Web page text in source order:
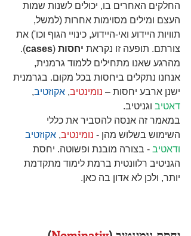
החלקים האחרים בו, יכולים לשנות שמות
העצם ומילים מסוימות אחרות (למשל,
תוויות היידוע ואי-היידוע, כינויי הגוף וכו') את
צורתם. תופעה זו נקראת יחסות (
cases
).
מהרגע שאנו מתחילים ללמוד גרמנית,
אנחנו נתקלים ביחסות בכל מקום. בגרמנית
ישנן ארבע יחסות – נומינטיב, אקוזטיב,
דאטיב וגניטיב.
במאמר זה אנסה להסביר את כללי
השימוש בשלוש מהן - נומינטיב, אקוזטיב
ודאטיב - בצורה מובנת ופשוטה. יחסת
הגניטיב רלוונטית ברמת לימוד מתקדמת
יותר, ולכן לא אדון בה כאן.